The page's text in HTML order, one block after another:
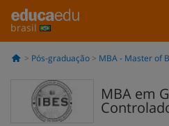
brasil
Pós-graduação MBA - Master of
MBA em